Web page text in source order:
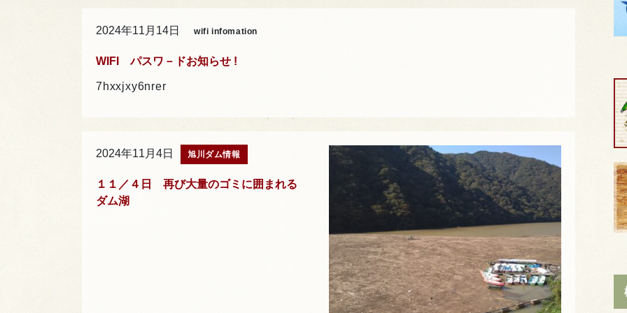
2024年11月14日 wifi infomation
WIFI パスワ－ドお知らせ !
7hxxjxy6nrer
2024年11月4日 旭川ダム情報
１１／４日 再び大量のゴミに囲まれる
ダム湖